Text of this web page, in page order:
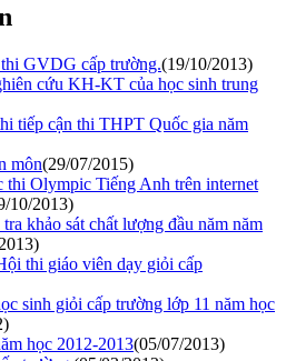
GVDG cấp trường.(19/10/2013)
cứu KH-KT của học sinh trung
tiếp cận thi THPT Quốc gia năm
môn(29/07/2015)
thi Olympic Tiếng Anh trên internet
10/2013)
khảo sát chất lượng đầu năm năm
thi giáo viên dạy giỏi cấp
sinh giỏi cấp trường lớp 11 năm học
học 2012-2013(05/07/2013)